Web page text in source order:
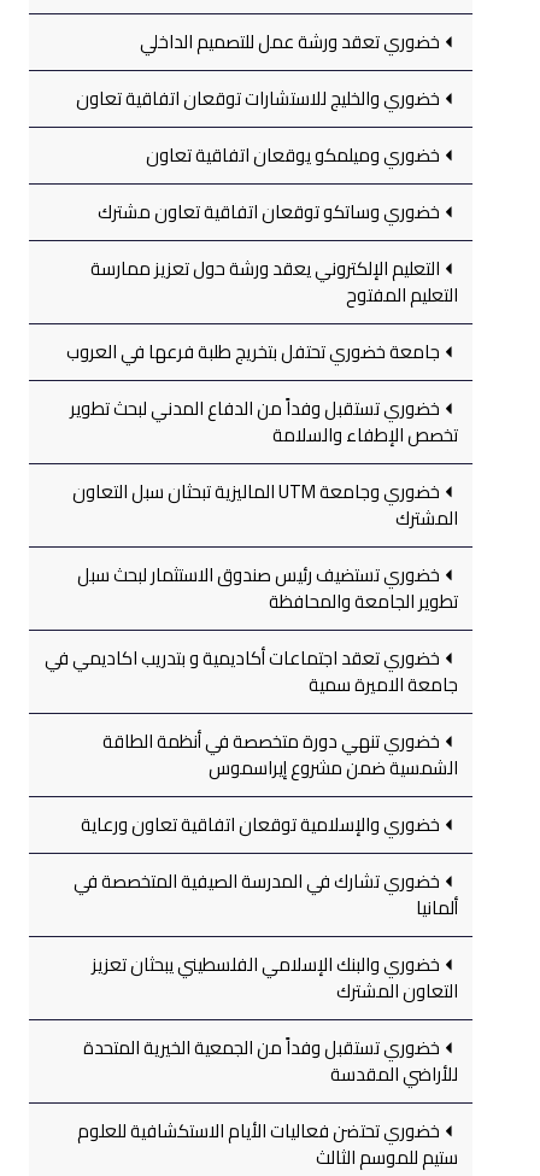
خضوري تعقد ورشة عمل للتصميم الداخلي
خضوري والخليج للاستشارات توقعان اتفاقية تعاون
خضوري وميلمكو يوقعان اتفاقية تعاون
خضوري وساتكو توقعان اتفاقية تعاون مشترك
التعليم الإلكتروني يعقد ورشة حول تعزيز ممارسة
التعليم المفتوح
جامعة خضوري تحتفل بتخريج طلبة فرعها في العروب
خضوري تستقبل وفداً من الدفاع المدني لبحث تطوير
تخصص الإطفاء والسلامة
خضوري وجامعة UTM الماليزية تبحثان سبل التعاون
المشترك
خضوري تستضيف رئيس صندوق الاستثمار لبحث سبل
تطوير الجامعة والمحافظة
خضوري تعقد اجتماعات أكاديمية و بتدريب اكاديمي في
جامعة الاميرة سمية
خضوري تنهي دورة متخصصة في أنظمة الطاقة
الشمسية ضمن مشروع إيراسموس
خضوري والإسلامية توقعان اتفاقية تعاون ورعاية
خضوري تشارك في المدرسة الصيفية المتخصصة في
ألمانيا
خضوري والبنك الإسلامي الفلسطيني يبحثان تعزيز
التعاون المشترك
خضوري تستقبل وفداً من الجمعية الخيرية المتحدة
للأراضي المقدسة
خضوري تحتضن فعاليات الأيام الاستكشافية للعلوم
ستيم للموسم الثالث